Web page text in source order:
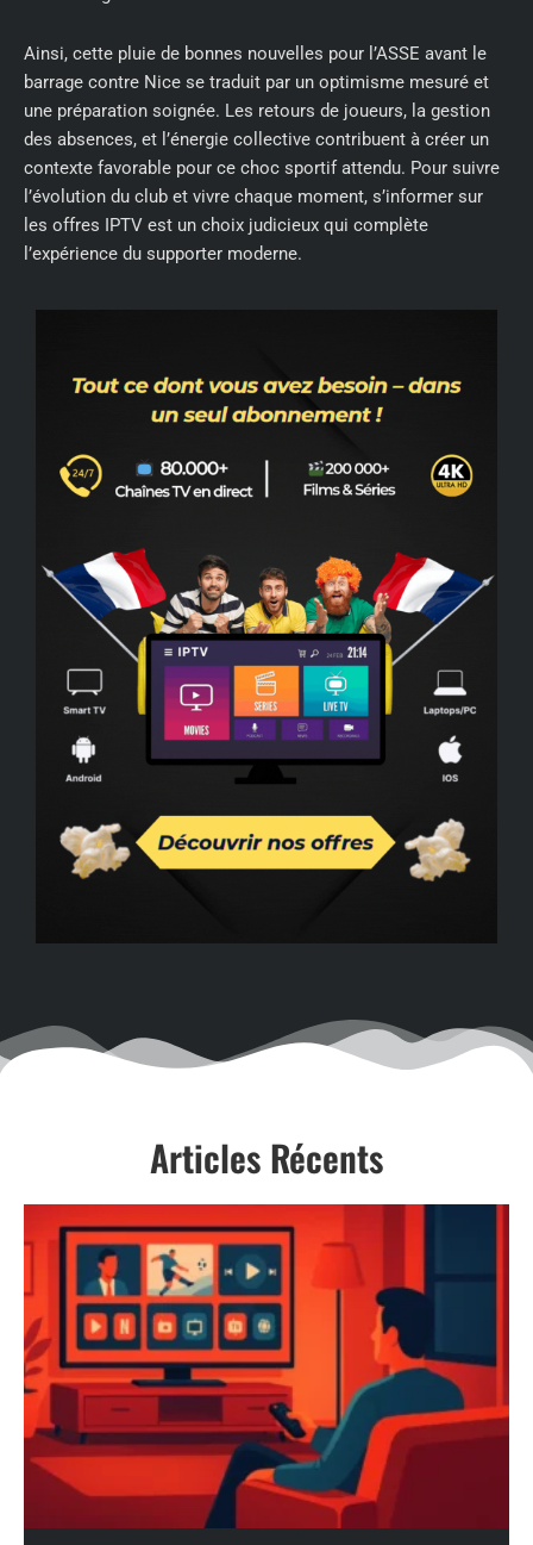
Ainsi, cette pluie de bonnes nouvelles pour l’ASSE avant le
barrage contre Nice se traduit par un optimisme mesuré et
une préparation soignée. Les retours de joueurs, la gestion
des absences, et l’énergie collective contribuent à créer un
contexte favorable pour ce choc sportif attendu. Pour suivre
l’évolution du club et vivre chaque moment, s’informer sur
les offres IPTV est un choix judicieux qui complète
l’expérience du supporter moderne.
Articles Récents